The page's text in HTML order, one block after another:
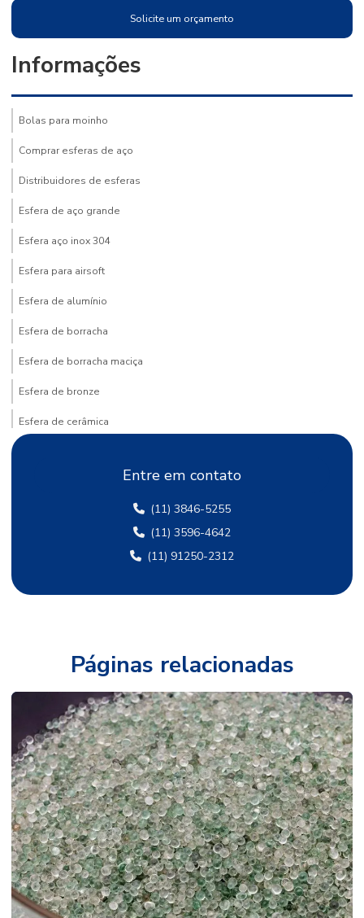
Solicite um orçamento
Informações
Bolas para moinho
Comprar esferas de aço
Distribuidores de esferas
Esfera de aço grande
Esfera aço inox 304
Esfera para airsoft
Esfera de alumínio
Esfera de borracha
Esfera de borracha maciça
Esfera de bronze
Esfera de cerâmica
Esferas de aço
Esferas de aço carbono
Esferas de aço cromo
Esferas de aço inox
Esferas de aço inoxidável
Esferas de aço para moagem
Esferas de aço para rolamentos
Esferas de aço para solda
Esferas de alta alumina
Entre em contato
(11) 3846-5255
(11) 3596-4642
(11) 91250-2312
Páginas relacionadas